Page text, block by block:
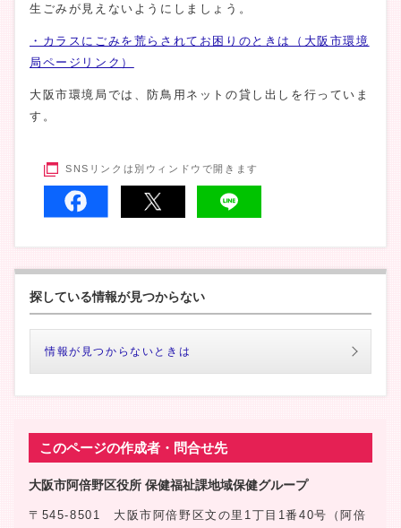
生ごみが見えないようにしましょう。
・カラスにごみを荒らされてお困りのときは（大阪市環境
局ページリンク）
大阪市環境局では、防鳥用ネットの貸し出しを行っていま
す。
SNSリンクは別ウィンドウで開きます
探している情報が見つからない
情報が見つからないときは
このページの作成者・問合せ先
大阪市阿倍野区役所 保健福祉課地域保健グループ
〒545-8501 大阪市阿倍野区文の里1丁目1番40号（阿倍